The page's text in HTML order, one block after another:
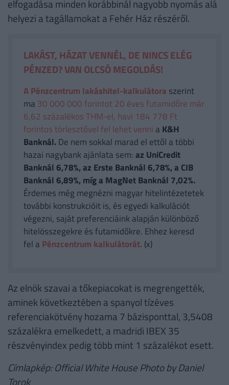
elfogadása minden korábbinál nagyobb nyomás alá
helyezi a tagállamokat a Fehér Ház részéről.
LAKÁST, HÁZAT VENNÉL, DE NINCS ELÉG
PÉNZED? VAN OLCSÓ MEGOLDÁS!
A Pénzcentrum lakáshitel-kalkulátora szerint
ma 30 000 000 forintot 20 éves futamidőre már
6,62 százalékos THM-el, havi 184 778 Ft
forintos törlesztővel fel lehet venni a K&H
Banknál.De nem sokkal marad el ettől a többi
hazai nagybank ajánlata sem:az UniCredit
Banknál 6,78%, az Erste Banknál 6,78%, a CIB
Banknál 6,89%, míg a MagNet Banknál 7,02%.
Érdemes még megnézni magyar hitelintézetetek
további konstrukcióit is, és egyedi kalkulációt
végezni, saját preferenciáink alapján különböző
hitelösszegekre és futamidőkre. Ehhez keresd
fel a Pénzcentrum kalkulátorát. (x)
Az elnök szavai a tőkepiacokat is megrengették,
aminek következtében a spanyol tízéves
referenciakötvény hozama 7 bázisponttal, 3,5408
százalékra emelkedett, a madridi IBEX 35
részvényindex pedig több mint 1 százalékot esett.
Címlapkép: Official White House Photo by Daniel
Torok